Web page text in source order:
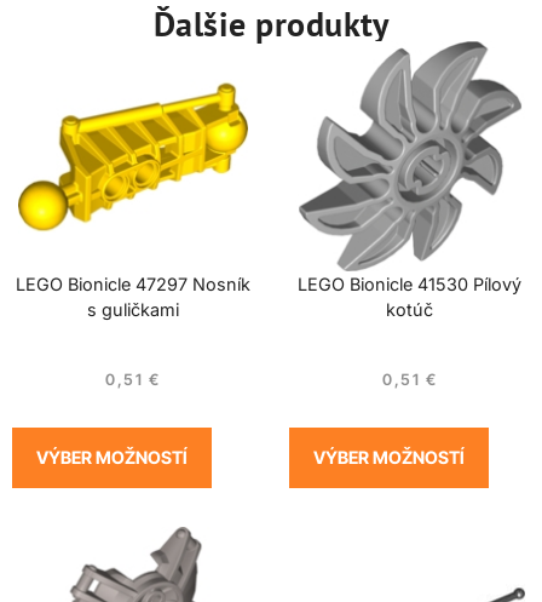
Ďalšie produkty
LEGO Bionicle 47297 Nosník
s guličkami
0,51 €
VÝBER MOŽNOSTÍ
LEGO Bionicle 41530 Pílový
kotúč
0,51 €
VÝBER MOŽNOSTÍ